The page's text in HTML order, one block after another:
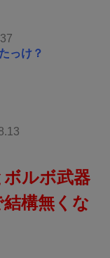
っけ？
ルボ武器
構無くな